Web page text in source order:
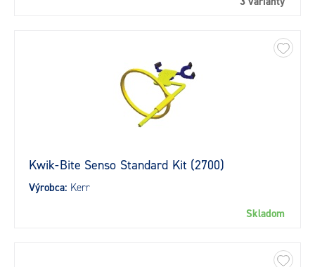
Kwik-Bite Senso Standard Kit (2700)
Výrobca: Kerr
Skladom